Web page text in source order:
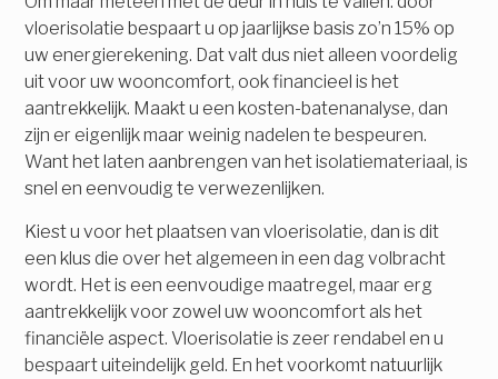
vloerisolatie bespaart u op jaarlijkse basis zo’n 15% op
uw energierekening. Dat valt dus niet alleen voordelig
uit voor uw wooncomfort, ook financieel is het
aantrekkelijk. Maakt u een kosten-batenanalyse, dan
zijn er eigenlijk maar weinig nadelen te bespeuren.
Want het laten aanbrengen van het isolatiemateriaal, is
snel en eenvoudig te verwezenlijken.
Kiest u voor het plaatsen van vloerisolatie, dan is dit
een klus die over het algemeen in een dag volbracht
wordt. Het is een eenvoudige maatregel, maar erg
aantrekkelijk voor zowel uw wooncomfort als het
financiële aspect. Vloerisolatie is zeer rendabel en u
bespaart uiteindelijk geld. En het voorkomt natuurlijk